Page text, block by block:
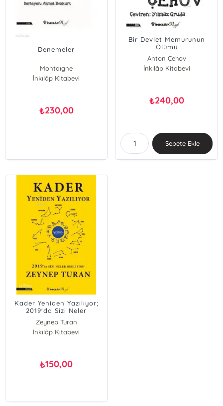
Denemeler
Montaıgne
İnkılâp Kitabevi
₺230,00
Bir Devlet Memurunun
Ölümü
Anton Çehov
İnkılâp Kitabevi
₺240,00
Sepete Ekle
Kader Yeniden Yazılıyor;
2019'da Sizi Neler
Zeynep Turan
İnkılâp Kitabevi
₺150,00